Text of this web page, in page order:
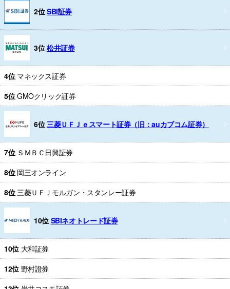
2位SBI証券
3位松井証券
4位 マネックス証券
5位GMOクリック証券
6位 三菱ＵＦＪｅスマート証券（旧：auカブコム証券）
7位 ＳＭＢＣ日興証券
8位 岡三オンライン
8位 三菱ＵＦＪモルガン・スタンレー証券
10位 SBIネオトレード証券
10位 大和証券
12位 野村證券